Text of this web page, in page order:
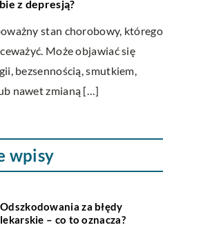
Postaw na ekologię w modzie
Ekologia to temat rzeka, który w dobie
szybkich i nieuniknionych zmian klimatu
przybiera na znaczeniu. Ma wpływ na
[…]
wpisy
Odszkodowania za błędy
lekarskie – co to oznacza?